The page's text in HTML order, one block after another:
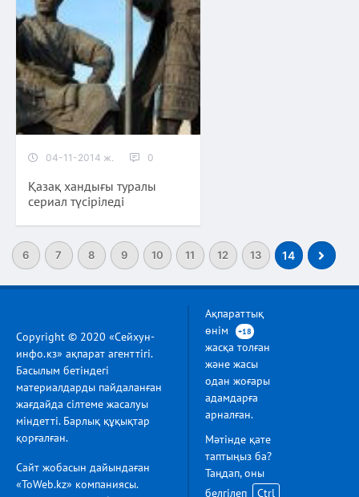
04-11-2014 ж. 0
Қазақ хандығы туралы
сериал түсіріледі
6 7 8 9 10 11 12 13 14
Copyright © 2020 «Сейхун-
инфо.кз» ақпарат агенттігі.
Басылым бетіндегі
материалдарды пайдаланған
жағдайда сілтеме жасалуы
міндетті. Барлық құқықтар
қорғалған.
Сайт жобасын дайындаған
«ToWeb.kz» компаниясы.
Ақпараттық
өнім
+18
жасқа толған
және жасы
одан жоғары
адамдарға
арналған.
Мәтінде қате
таптыңыз ба?
Таңдап, оны
белгілеп
Ctrl